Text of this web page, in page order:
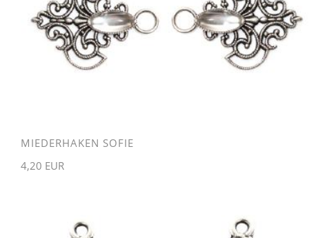
MIEDERHAKEN SOFIE
4,20 EUR